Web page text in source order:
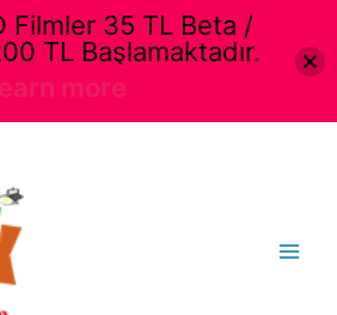
Filmler 35 TL Beta /
TL Başlamaktadır.
more